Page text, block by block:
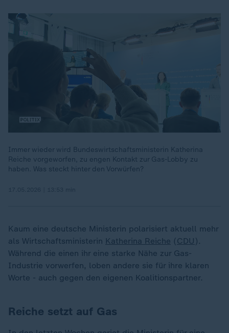
00:18
Immer wieder wird Bundeswirtschaftsministerin Katherina
Reiche vorgeworfen, zu engen Kontakt zur Gas-Lobby zu
haben. Was steckt hinter den Vorwürfen?
Kaum eine deutsche Ministerin polarisiert aktuell mehr
als Wirtschaftsministerin Katherina Reiche (CDU ).
Während die einen ihr eine starke Nähe zur Gas-
Industrie vorwerfen, loben andere sie für ihre klaren
Worte - auch gegen den eigenen Koalitionspartner.
Reiche setzt auf Gas